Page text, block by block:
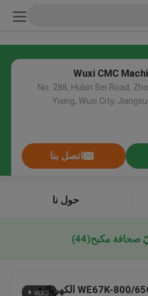
Wuxi CMC
No. 288, Hubin Bei Road,
Yixing, Wuxi City,
اتصل بنا
حول نا
(44)
2-WE67K-800/6500 الكهربائية